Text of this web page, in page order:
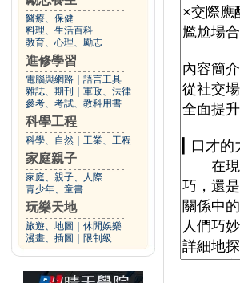
醫療、保健
料理、生活百科
教育、心理、勵志
進修學習
電腦與網路
語言工具
雜誌、期刊
軍政、法律
參考、考試、教科用書
科學工程
科學、自然 工業、工程
家庭親子
家庭、親子、人際
青少年、童書
玩樂天地
旅遊、地圖
休閒娛樂
漫畫、插圖
限制級